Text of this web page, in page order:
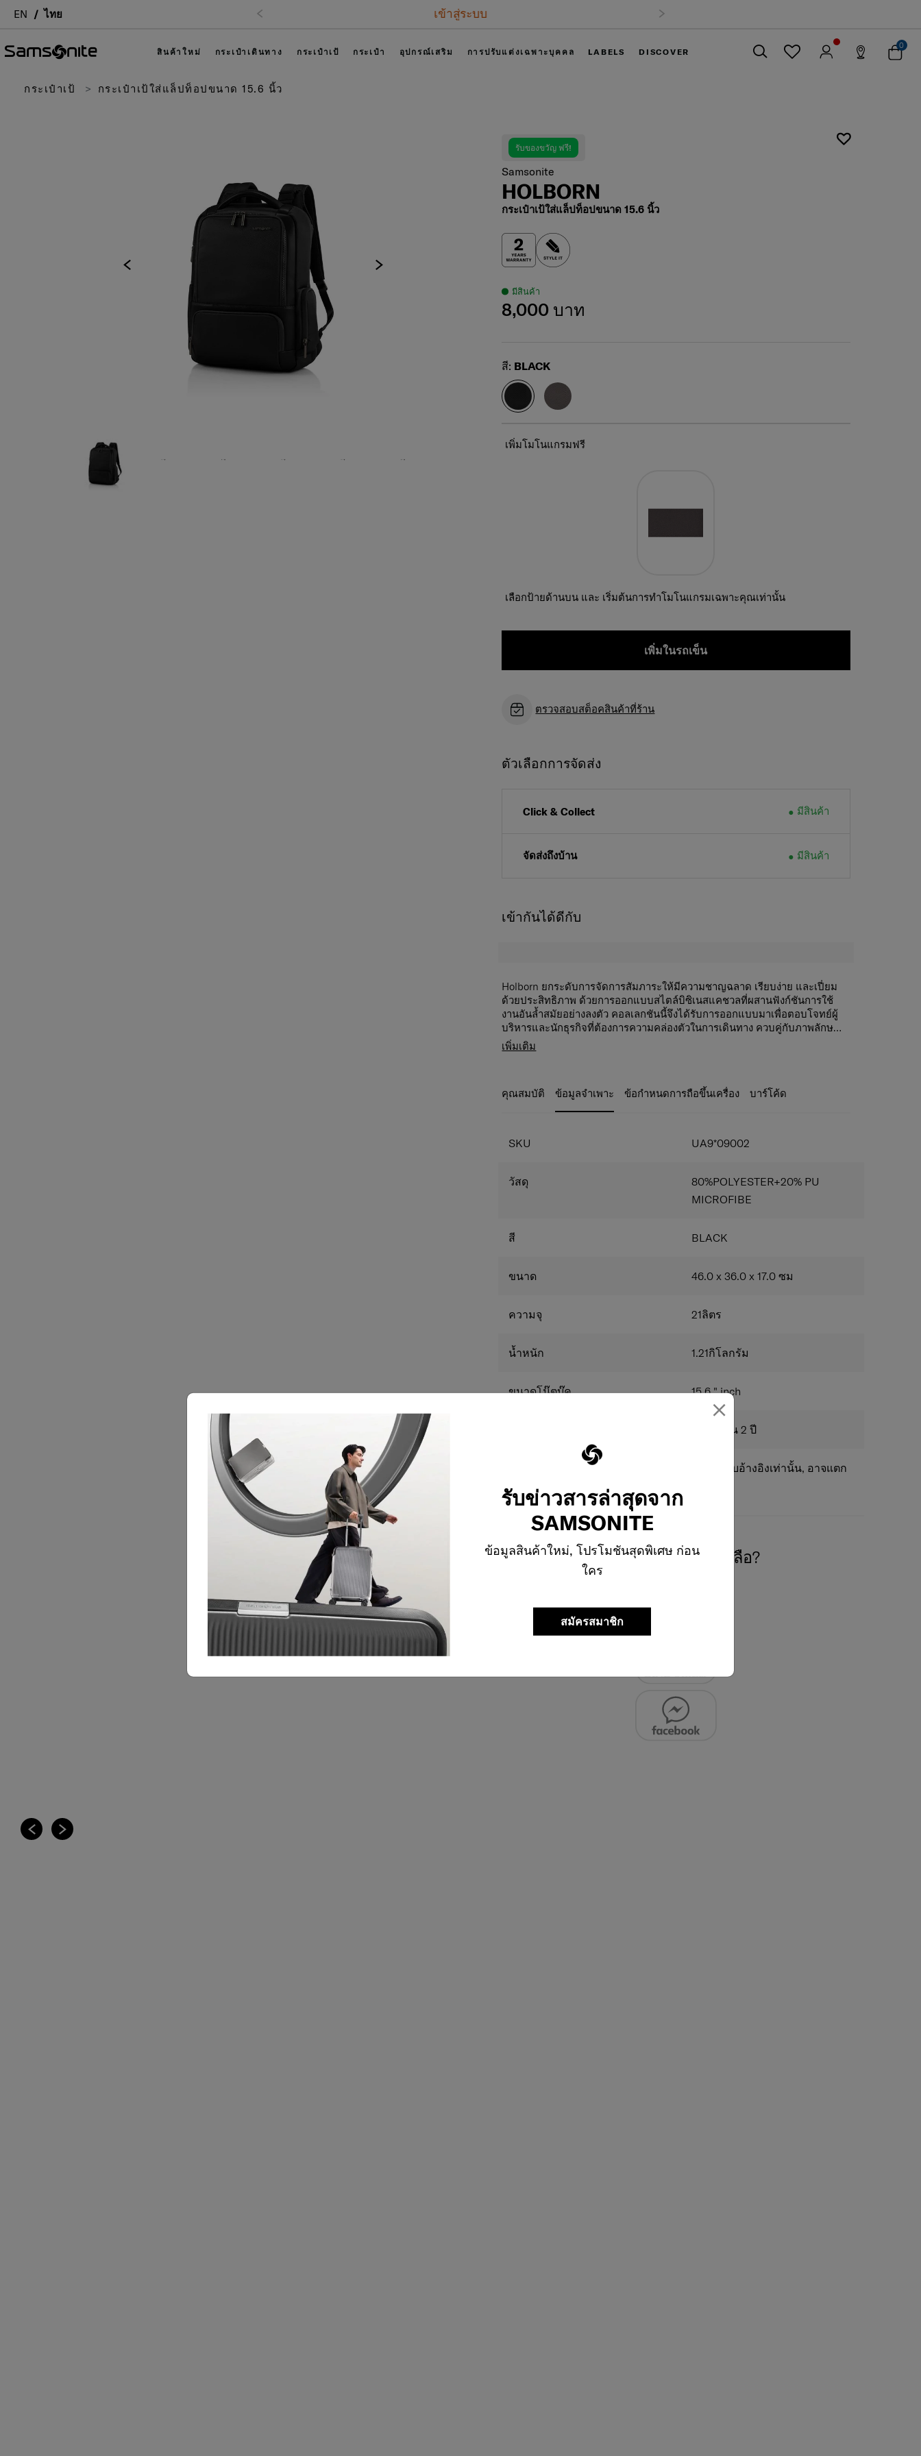
×
รับข่าวสารล่าสุดจาก
SAMSONITE
ข้อมูลสินค้าใหม่, โปรโมชันสุดพิเศษ ก่อน
ใคร
สมัครสมาชิก
EN ไทย เข้าสู่ระบบ
สินค้าใหม่ กระเป๋าเดินทาง กระเป๋าเป้ กระเป๋า อุปกรณ์เสริม การปรับแต่งเฉพาะบุคคล LABELS DISCOVER
0
กระเป๋าเป้ กระเป๋าเป้ใส่แล็ปท็อปขนาด 15.6 นิ้ว
รับของขวัญ ฟรี!
Samsonite
HOLBORN
กระเป๋าเป้ใส่แล็ปท็อปขนาด 15.6 นิ้ว
มีสินค้า
8,000 บาท
Select
สี: BLACK
เพิ่มโมโนแกรมฟรี
เลือกป้ายด้านบน และ เริ่มต้นการทำโมโนแกรมเฉพาะคุณเท่านั้น
เพิ่มในรถเข็น
ตรวจสอบสต็อคสินค้าที่ร้าน
ตัวเลือกการจัดส่ง
Click & Collect มีสินค้า
จัดส่งถึงบ้าน มีสินค้า
เข้ากันได้ดีกับ
Holborn ยกระดับการจัดการสัมภาระให้มีความชาญฉลาด เรียบง่าย และเปี่ยม
ด้วยประสิทธิภาพ ด้วยการออกแบบสไตล์บิซิเนสแคชวลที่ผสานฟังก์ชันการใช้
งานอันล้ำสมัยอย่างลงตัว คอลเลกชันนี้จึงได้รับการออกแบบมาเพื่อตอบโจทย์ผู้
บริหารและนักธุรกิจที่ต้องการความคล่องตัวในการเดินทาง ควบคู่กับภาพลักษณ์ที่
สุภาพ เรียบหรู และเป็นมืออาชีพ
ระบบจัดเก็บหลายช่องพร้อมความปลอดภัยบริเวณด้านนอก
ช่วยจัดเก็บสิ่งของที่ใช้งานเป็นประจำได้อย่างปลอดภัย พร้อมหยิบใช้งาน
ระบบจัดเก็บภายในที่มองเห็นชัดเจน
ช่องใส่แล็ปท็อปและแท็บเล็ตภายในช่องหลัก
จำนวนมาก
จัดเก็บสิ่งของสำคัญให้พ้นสายตา แต่ยังคงสามารถหยิบใช้งานได้สะดวก
ช่วยให้สามารถสวมกระเป๋าเป้เข้ากับคันชักกระเป๋าเดินทางได้อย่างสะดวก
ป้าย ID สลักชื่อเฉพาะบุคคล
เพิ่มความโดดเด่นและเอกลักษณ์เฉพาะตัวให้กับกระเป๋าของคุณ
เพิ่มเติม
คุณสมบัติ ข้อมูลจำเพาะ ข้อกำหนดการถือขึ้นเครื่อง บาร์โค้ด
SKU UA9*09002
วัสดุ
80%POLYESTER+20% PU
MICROFIBE
สี BLACK
ขนาด 46.0 x 36.0 x 17.0ซม
ความจุ 21ลิตร
น้ำหนัก 1.21กิโลกรัม
ขนาดโน๊ตบุ๊ค 15.6 "inch
รับประกัน 2 ปี
**ขนาดของสินค้าที่เผยแพร่ในเว็บไซต์นี้ใช้สำหรับอ้างอิงเท่านั้น, อาจแตก
ต่างจากการวัดจริง
ต้องการความช่วยเหลือ?